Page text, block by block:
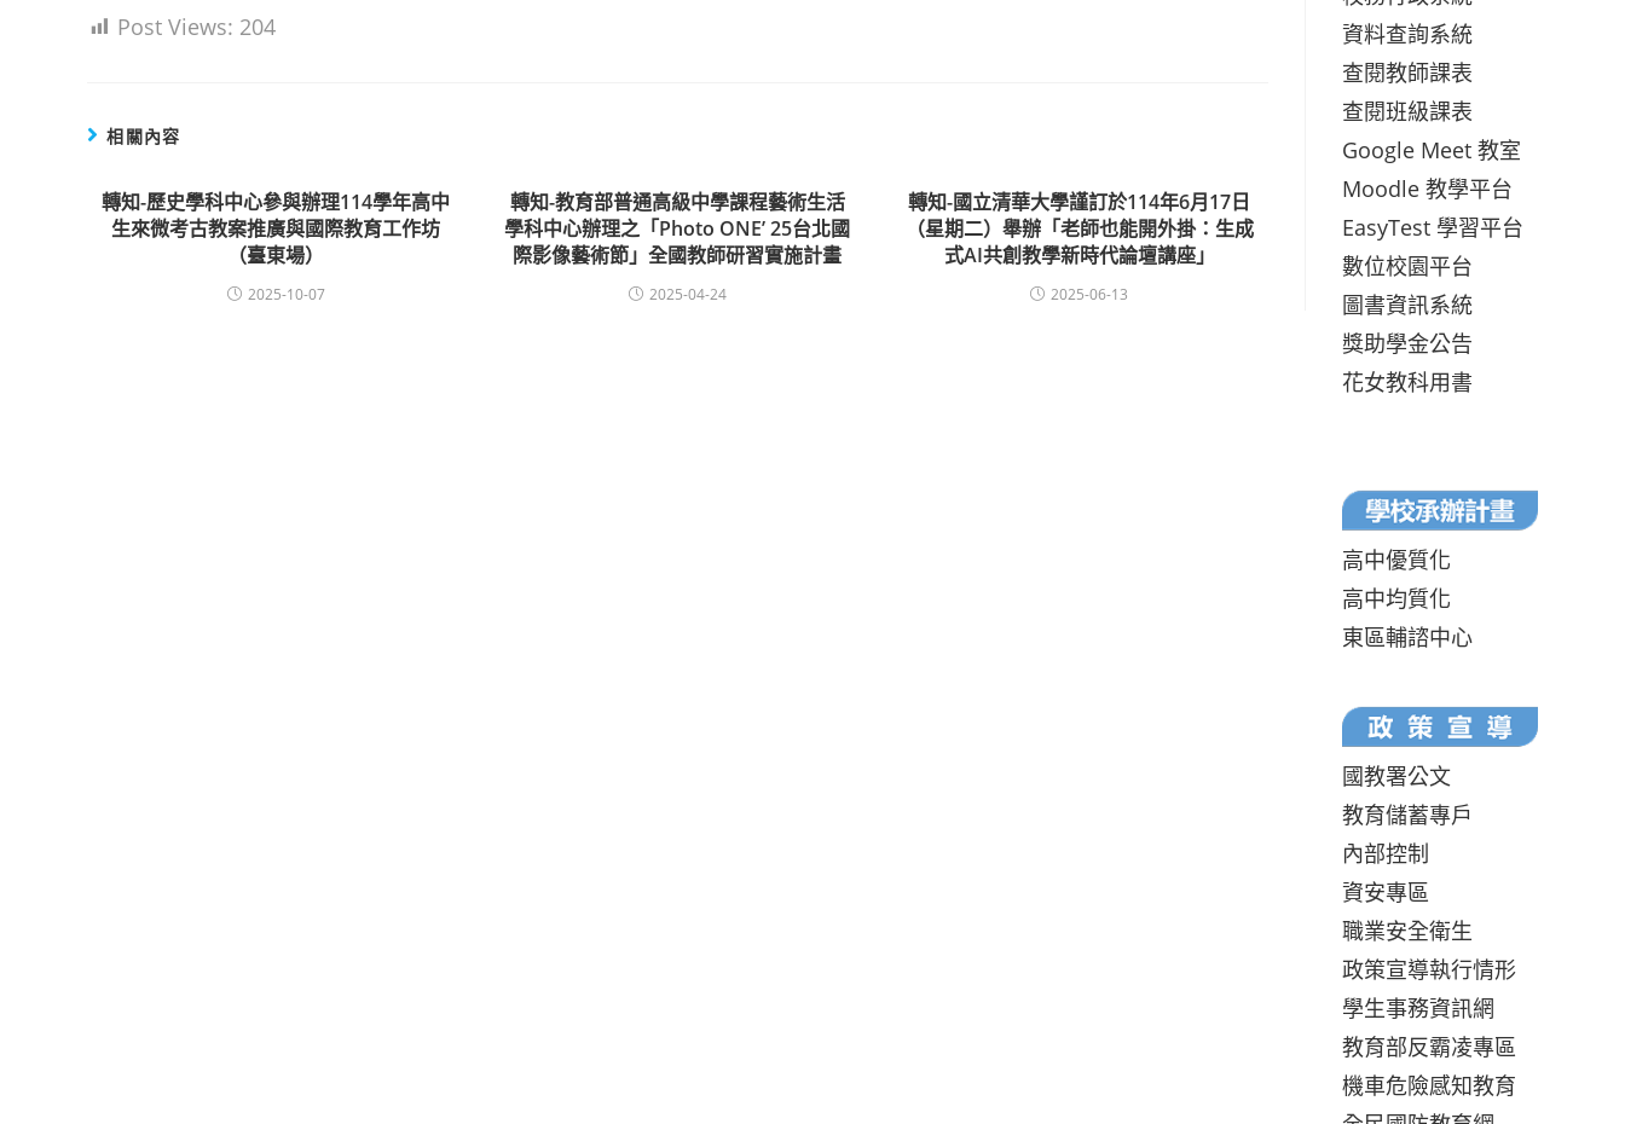
Post Views: 204
相關內容
轉知-歷史學科中心參與辦理114學年高中
生來微考古教案推廣與國際教育工作坊
（臺東場）
2025-10-07
轉知-教育部普通高級中學課程藝術生活
學科中心辦理之「Photo ONE’ 25台北國
際影像藝術節」全國教師研習實施計畫
2025-04-24
轉知-國立清華大學謹訂於114年6月17日
（星期二）舉辦「老師也能開外掛：生成
式AI共創教學新時代論壇講座」
2025-06-13
資料查詢系統
查閱教師課表
查閱班級課表
Google Meet 教室
Moodle 教學平台
EasyTest 學習平台
數位校園平台
圖書資訊系統
獎助學金公告
花女教科用書
高中優質化
高中均質化
東區輔諮中心
國教署公文
教育儲蓄專戶
內部控制
資安專區
職業安全衛生
政策宣導執行情形
學生事務資訊網
教育部反霸凌專區
機車危險感知教育